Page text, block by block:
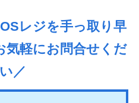
レジを手っ取り早
気軽にお問合せくだ
／